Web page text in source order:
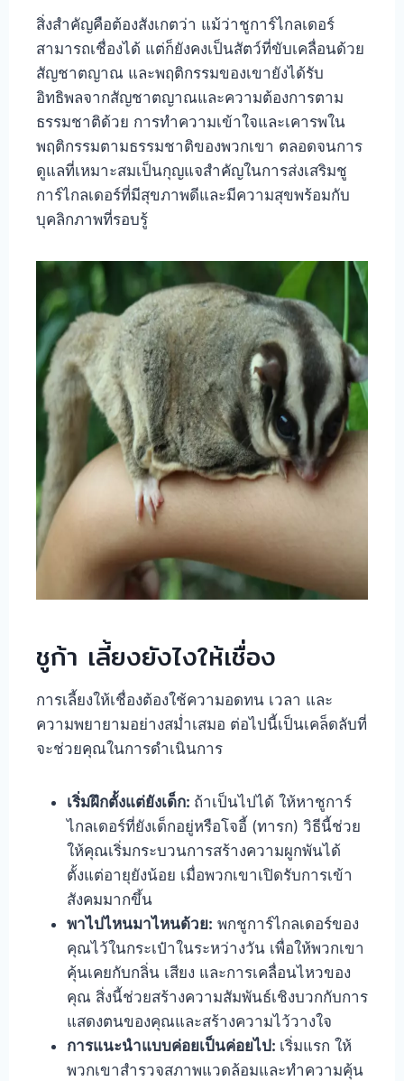
สิ่งสำคัญคือต้องสังเกตว่า แม้ว่าชูการ์ไกลเดอร์
สามารถเชื่องได้ แต่ก็ยังคงเป็นสัตว์ที่ขับเคลื่อนด้วย
สัญชาตญาณ และพฤติกรรมของเขายังได้รับ
อิทธิพลจากสัญชาตญาณและความต้องการตาม
ธรรมชาติด้วย การทำความเข้าใจและเคารพใน
พฤติกรรมตามธรรมชาติของพวกเขา ตลอดจนการ
ดูแลที่เหมาะสมเป็นกุญแจสำคัญในการส่งเสริมชู
การ์ไกลเดอร์ที่มีสุขภาพดีและมีความสุขพร้อมกับ
บุคลิกภาพที่รอบรู้
ชูก้า เลี้ยงยังไงให้เชื่อง
การเลี้ยงให้เชื่องต้องใช้ความอดทน เวลา และ
ความพยายามอย่างสม่ำเสมอ ต่อไปนี้เป็นเคล็ดลับที่
จะช่วยคุณในการดำเนินการ
เริ่มฝึกตั้งแต่ยังเด็ก: ถ้าเป็นไปได้ ให้หาชูการ์
ไกลเดอร์ที่ยังเด็กอยู่หรือโจอี้ (ทารก) วิธีนี้ช่วย
ให้คุณเริ่มกระบวนการสร้างความผูกพันได้
ตั้งแต่อายุยังน้อย เมื่อพวกเขาเปิดรับการเข้า
สังคมมากขึ้น
พาไปไหนมาไหนด้วย: พกชูการ์ไกลเดอร์ของ
คุณไว้ในกระเป๋าในระหว่างวัน เพื่อให้พวกเขา
คุ้นเคยกับกลิ่น เสียง และการเคลื่อนไหวของ
คุณ สิ่งนี้ช่วยสร้างความสัมพันธ์เชิงบวกกับการ
แสดงตนของคุณและสร้างความไว้วางใจ
การแนะนำแบบค่อยเป็นค่อยไป: เริ่มแรก ให้
พวกเขาสำรวจสภาพแวดล้อมและทำความคุ้น